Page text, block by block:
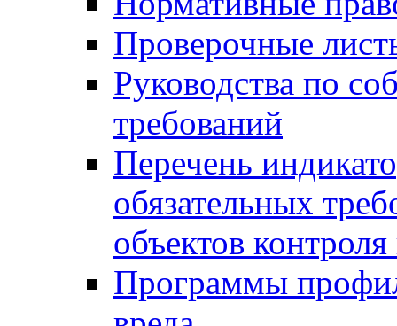
Проверочные
Руководства по
требований
Перечень
обязательных
объектов
Программы